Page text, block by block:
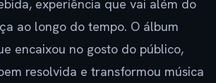
experiência que vai além do
ao longo do tempo. O álbum
encaixou no gosto do público,
resolvida e transformou música